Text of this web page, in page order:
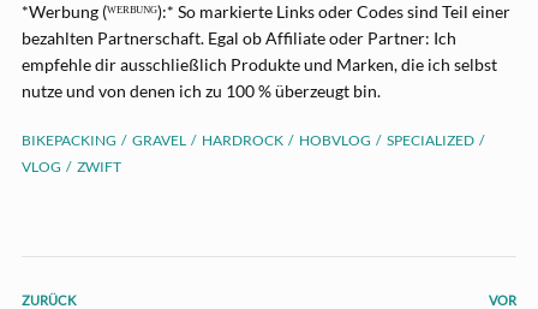
*Werbung (ᵂᴱᴿᴮᵁᴺᴳ):* So markierte Links oder Codes sind Teil einer
bezahlten Partnerschaft. Egal ob Affiliate oder Partner: Ich
empfehle dir ausschließlich Produkte und Marken, die ich selbst
nutze und von denen ich zu 100 % überzeugt bin.
BIKEPACKING GRAVEL HARDROCK HOBVLOG
SPECIALIZED
VLOG
ZWIFT
ZURÜCK VOR